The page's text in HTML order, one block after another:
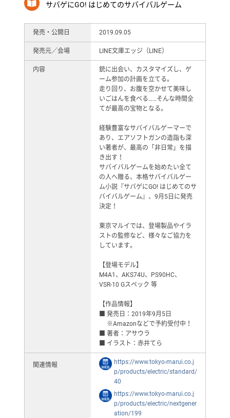
サバゲにGO! はじめてのサバイバルゲーム
発売・公開日 2019.09.05
発売元／会場 LINE文庫エッジ（LINE）
内容
銃に出会い、カスタマイズし、ゲ
ーム参加の計画を立てる。
走り回り、お腹を空かせて美味し
いごはんを食べる……そんな時間全
てが最高の宝物となる。
経験豊富なサバイバルゲーマーで
あり、エアソフトガンの造詣も深
い著者が、最高の「非日常」を描
き出す！
サバイバルゲームを始めたい全て
の人へ贈る、本格サバイバルゲー
ム小説『サバゲにGO! はじめてのサ
バイバルゲーム』、9月5日に発売
決定！
東京マルイでは、登場製品やイラ
ストの監修など、様々なご協力を
しています。
【登場モデル】
M4A1、AKS74U、PS90HC、
VSR-10 Gスペック 等
【作品情報】
■ 発売日：2019年9月5日
※Amazonなどで予約受付中！
■ 著者：アサウラ
■ イラスト：赤井てら
関連情報
https://www.tokyo-marui.co.j
p/products/electric/standard/
40
https://www.tokyo-marui.co.j
p/products/electric/nextgener
ation/199